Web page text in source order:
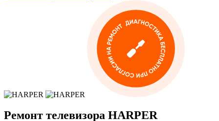
Ремонт телевизора HARPER